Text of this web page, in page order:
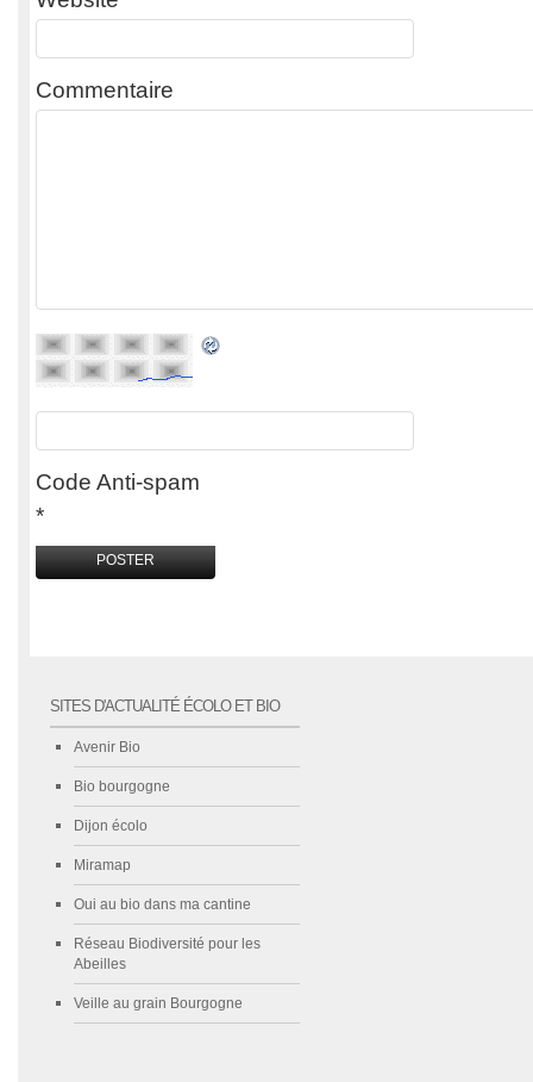
Commentaire
Code Anti-spam
*
SITES D'ACTUALITÉ ÉCOLO ET BIO
Avenir Bio
Bio bourgogne
Dijon écolo
Miramap
Oui au bio dans ma cantine
Réseau Biodiversité pour les
Abeilles
Veille au grain Bourgogne